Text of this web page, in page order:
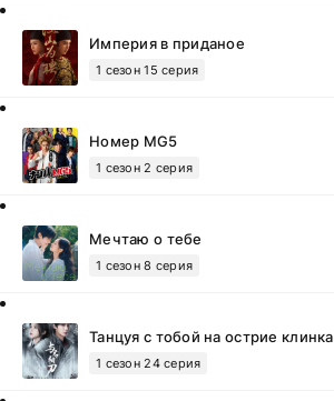
Империя в приданое
1 сезон 15 серия
Номер MG5
1 сезон 2 серия
Мечтаю о тебе
1 сезон 8 серия
Танцуя с тобой на острие клинка
1 сезон 24 серия